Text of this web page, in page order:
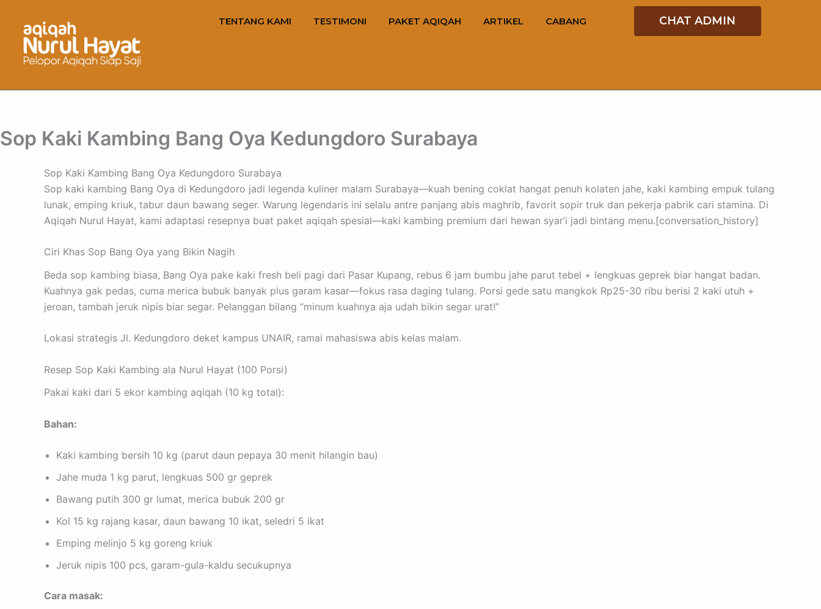
TENTANG KAMI TESTIMONI PAKET AQIQAH ARTIKEL CABANG CHAT ADMIN
Sop Kaki Kambing Bang Oya Kedungdoro Surabaya
Sop Kaki Kambing Bang Oya Kedungdoro Surabaya
Sop kaki kambing Bang Oya di Kedungdoro jadi legenda kuliner malam Surabaya—kuah bening coklat hangat penuh kolaten jahe, kaki kambing empuk tulang
lunak, emping kriuk, tabur daun bawang seger. Warung legendaris ini selalu antre panjang abis maghrib, favorit sopir truk dan pekerja pabrik cari stamina. Di
Aqiqah Nurul Hayat, kami adaptasi resepnya buat paket aqiqah spesial—kaki kambing premium dari hewan syar’i jadi bintang menu.[conversation_history]
Ciri Khas Sop Bang Oya yang Bikin Nagih
Beda sop kambing biasa, Bang Oya pake kaki fresh beli pagi dari Pasar Kupang, rebus 6 jam bumbu jahe parut tebel + lengkuas geprek biar hangat badan.
Kuahnya gak pedas, cuma merica bubuk banyak plus garam kasar—fokus rasa daging tulang. Porsi gede satu mangkok Rp25-30 ribu berisi 2 kaki utuh +
jeroan, tambah jeruk nipis biar segar. Pelanggan bilang “minum kuahnya aja udah bikin segar urat!”
Lokasi strategis Jl. Kedungdoro deket kampus UNAIR, ramai mahasiswa abis kelas malam.
Resep Sop Kaki Kambing ala Nurul Hayat (100 Porsi)
Pakai kaki dari 5 ekor kambing aqiqah (10 kg total):
Bahan:
Kaki kambing bersih 10 kg (parut daun pepaya 30 menit hilangin bau)
Jahe muda 1 kg parut, lengkuas 500 gr geprek
Bawang putih 300 gr lumat, merica bubuk 200 gr
Kol 15 kg rajang kasar, daun bawang 10 ikat, seledri 5 ikat
Emping melinjo 5 kg goreng kriuk
Jeruk nipis 100 pcs, garam-gula-kaldu secukupnya
Cara masak: